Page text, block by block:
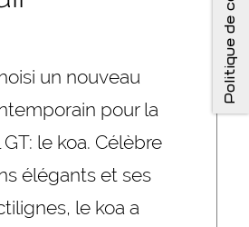
un nouveau
pour la
le koa. Célèbre
élégants et ses
le koa a